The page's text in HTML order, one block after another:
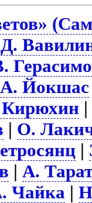
Д.
А. Йокшас
| О.
|
|А.
Чайка |